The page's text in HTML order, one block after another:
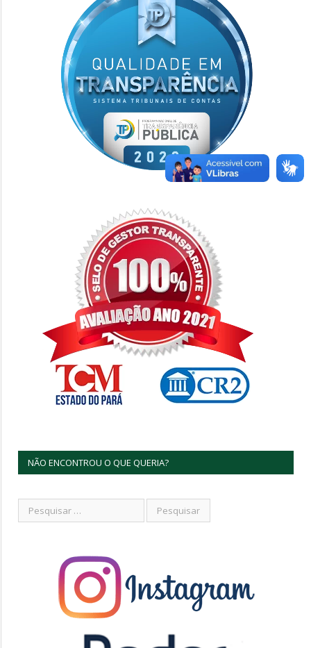
NÃO ENCONTROU O QUE QUERIA?